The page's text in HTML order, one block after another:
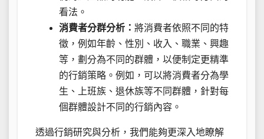
看法。
消費者分群分析： 將消費者依照不同的特
徵，例如年齡、性別、收入、職業、興趣
等，劃分為不同的群體，以便制定更精準
的行銷策略。例如，可以將消費者分為學
生、上班族、退休族等不同群體，針對每
個群體設計不同的行銷內容。
透過行銷研究與分析，我們能夠更深入地瞭解